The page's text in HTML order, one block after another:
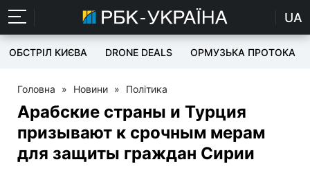
UA
ОБСТРІЛ КИЄВА DRONE DEALS ОРМУЗЬКА ПРОТОКА
Головна » Новини » Політика
Арабские страны и Турция
призывают к срочным мерам
для защиты граждан Сирии